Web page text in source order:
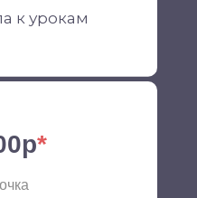
*
к урокам